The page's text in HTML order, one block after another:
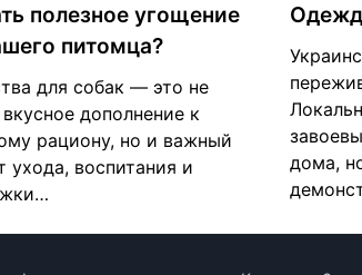
полезное угощение
питомца?
для собак — это не
дополнение к
рациону, но и важный
ухода, воспитания и
дома,